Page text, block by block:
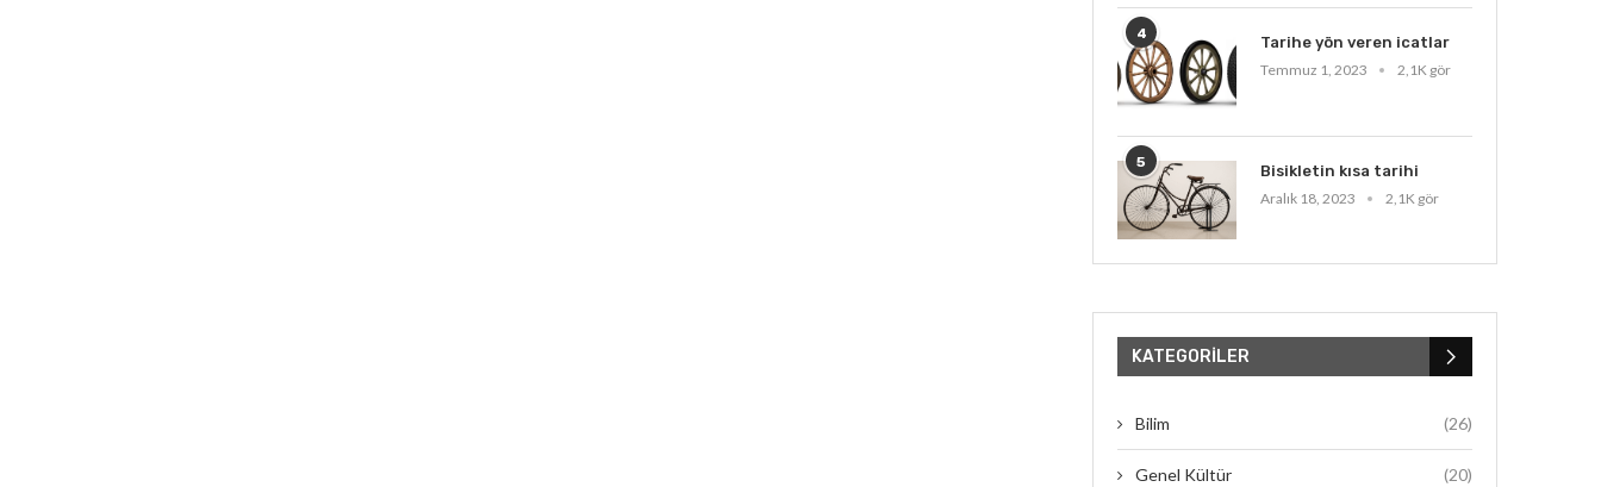
4
Tarihe yön veren icatlar
Temmuz 1, 2023
2,1K gör
5
Bisikletin kısa tarihi
Aralık 18, 2023
2,1K gör
KATEGORILER
Bilim (26)
Genel Kültür (20)